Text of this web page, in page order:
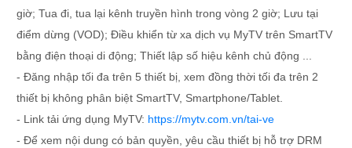
giờ; Tua đi, tua lại kênh truyền hình trong vòng 2 giờ; Lưu tại
điểm dừng (VOD); Điều khiển từ xa dịch vụ MyTV trên SmartTV
bằng điện thoại di động; Thiết lập số hiệu kênh chủ động ...
- Đăng nhập tối đa trên 5 thiết bị, xem đồng thời tối đa trên 2
thiết bị không phân biệt SmartTV, Smartphone/Tablet.
- Link tải ứng dụng MyTV: https://mytv.com.vn/tai-ve
- Để xem nội dung có bản quyền, yêu cầu thiết bị hỗ trợ DRM